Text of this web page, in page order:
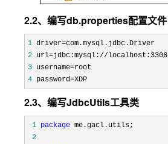
2.2、编写db.properties配置文件
1 driver=
2 url=jdbc:mysql://localhost:3306
3 username=
4 password=XDP
2.3、编写JdbcUtils工具类
1 package
2